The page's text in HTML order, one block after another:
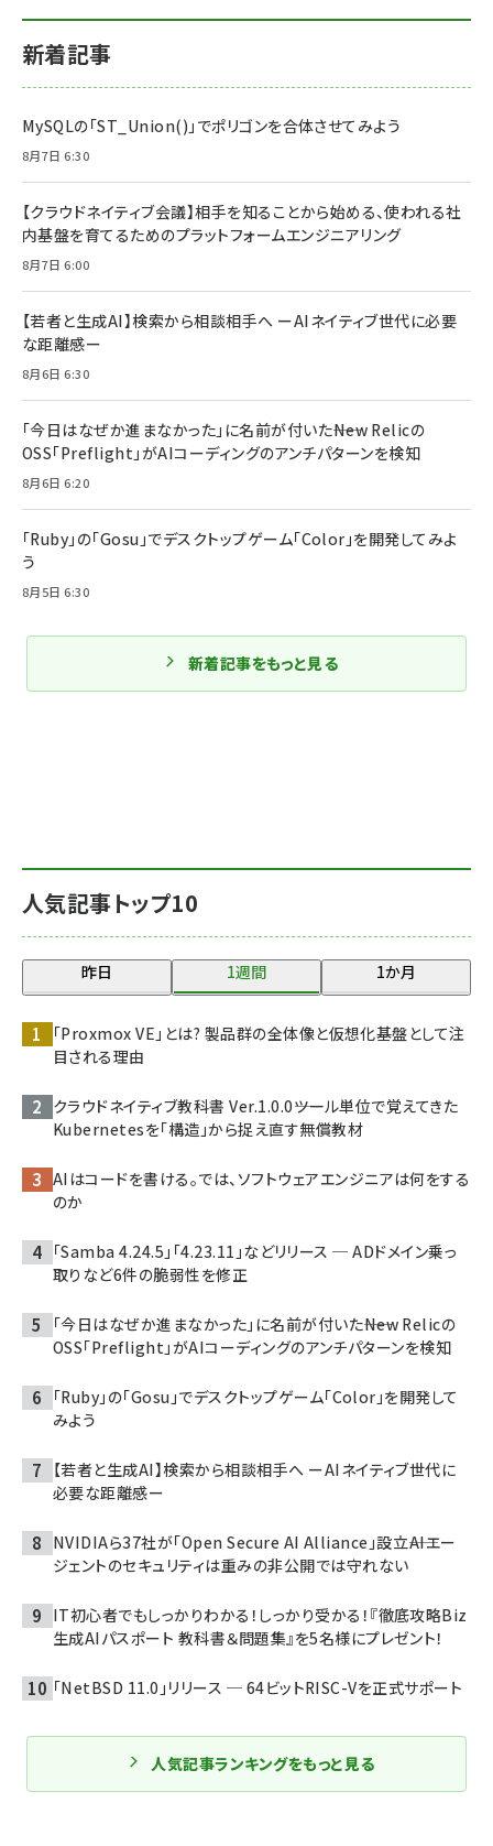
人気記事トップ10
昨日 1週間 1か月
「Proxmox VE」とは? 製品群の全体像と仮想化基盤として注
目される理由
クラウドネイティブ教科書 Ver.1.0.0――ツール単位で覚えてきた
Kubernetesを「構造」から捉え直す無償教材
AIはコードを書ける。では、ソフトウェアエンジニアは何をする
のか
「Samba 4.24.5」「4.23.11」などリリース ─ ADドメイン乗っ
取りなど6件の脆弱性を修正
「今日はなぜか進まなかった」に名前が付いた――New Relicの
OSS「Preflight」がAIコーディングのアンチパターンを検知
「Ruby」の「Gosu」でデスクトップゲーム「Color」を開発して
みよう
【若者と生成AI】検索から相談相手へ ーAIネイティブ世代に
必要な距離感ー
NVIDIAら37社が「Open Secure AI Alliance」設立――AIエー
ジェントのセキュリティは重みの非公開では守れない
IT初心者でもしっかりわかる！しっかり受かる！『徹底攻略Biz
生成AIパスポート 教科書＆問題集』を5名様にプレゼント！
「NetBSD 11.0」リリース ─ 64ビットRISC-Vを正式サポート
人気記事ランキングをもっと見る
新着記事
MySQLの「ST_Union()」でポリゴンを合体させてみよう
8月7日 6:30
【クラウドネイティブ会議】相手を知ることから始める、使われる社
内基盤を育てるためのプラットフォームエンジニアリング
8月7日 6:00
【若者と生成AI】検索から相談相手へ ーAIネイティブ世代に必要
な距離感ー
8月6日 6:30
「今日はなぜか進まなかった」に名前が付いた――New Relicの
OSS「Preflight」がAIコーディングのアンチパターンを検知
8月6日 6:20
「Ruby」の「Gosu」でデスクトップゲーム「Color」を開発してみよ
う
8月5日 6:30
新着記事をもっと見る